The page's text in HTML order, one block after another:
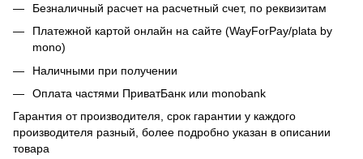
Безналичный расчет на расчетный счет, по реквизитам
Платежной картой онлайн на сайте (WayForPay/plata by
mono)
Наличными при получении
Оплата частями ПриватБанк или monobank
Гарантия от производителя, срок гарантии у каждого
производителя разный, более подробно указан в описании
товара